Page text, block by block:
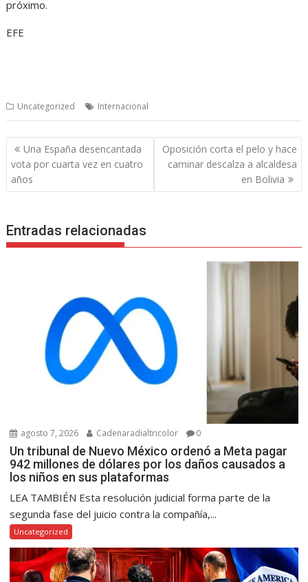
próximo.
EFE
Uncategorized Internacional
Navegación
de
entradas
Una España desencantada
vota por cuarta vez en cuatro
años
Oposición corta el pelo y hace
caminar descalza a alcaldesa
en Bolivia
Entradas relacionadas
agosto 7, 2026 Cadenaradialtricolor 0
Un tribunal de Nuevo México ordenó a Meta pagar
942 millones de dólares por los daños causados a
los niños en sus plataformas
LEA TAMBIÉN Esta resolución judicial forma parte de la
segunda fase del juicio contra la compañía,...
Uncategorized